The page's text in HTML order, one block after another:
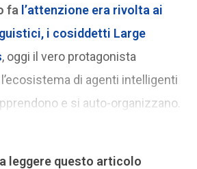
fa l’attenzione era rivolta ai
, i cosiddetti Large
, oggi il vero protagonista
di agenti intelligenti
e si auto-organizzano.
leggere questo articolo